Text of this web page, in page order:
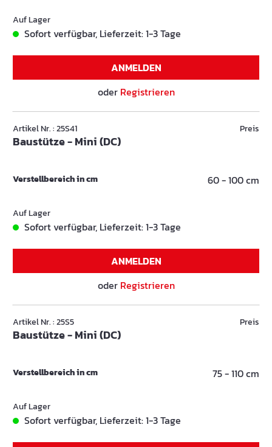
Auf Lager
Sofort verfügbar, Lieferzeit: 1-3 Tage
ANMELDEN
oder Registrieren
Artikel Nr. : 25S41
Baustütze - Mini (DC)
Preis
Verstellbereich in cm 60 - 100 cm
Auf Lager
Sofort verfügbar, Lieferzeit: 1-3 Tage
ANMELDEN
oder Registrieren
Artikel Nr. : 25S5
Baustütze - Mini (DC)
Preis
Verstellbereich in cm 75 - 110 cm
Auf Lager
Sofort verfügbar, Lieferzeit: 1-3 Tage